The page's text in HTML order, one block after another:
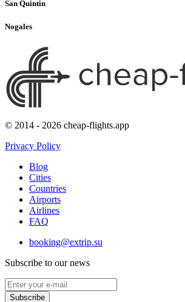
San Quintin
Nogales
© 2014 - 2026 cheap-flights.app
Privacy Policy
Blog
Cities
Countries
Airports
Airlines
FAQ
booking@extrip.su
Subscribe to our news
Subscribe